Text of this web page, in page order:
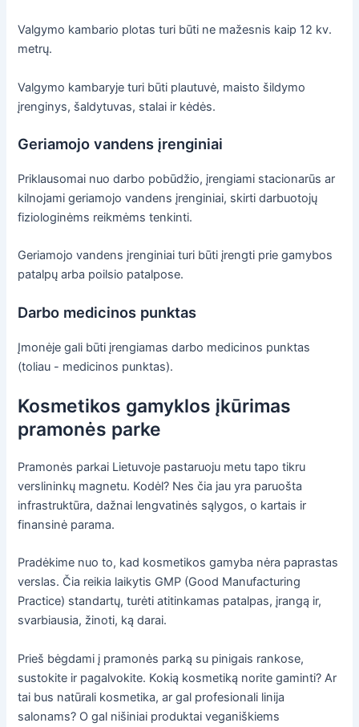
Valgymo kambario plotas turi būti ne mažesnis kaip 12 kv.
metrų.
Valgymo kambaryje turi būti plautuvė, maisto šildymo
įrenginys, šaldytuvas, stalai ir kėdės.
Geriamojo vandens įrenginiai
Priklausomai nuo darbo pobūdžio, įrengiami stacionarūs ar
kilnojami geriamojo vandens įrenginiai, skirti darbuotojų
fiziologinėms reikmėms tenkinti.
Geriamojo vandens įrenginiai turi būti įrengti prie gamybos
patalpų arba poilsio patalpose.
Darbo medicinos punktas
Įmonėje gali būti įrengiamas darbo medicinos punktas
(toliau - medicinos punktas).
Kosmetikos gamyklos įkūrimas
pramonės parke
Pramonės parkai Lietuvoje pastaruoju metu tapo tikru
verslininkų magnetu. Kodėl? Nes čia jau yra paruošta
infrastruktūra, dažnai lengvatinės sąlygos, o kartais ir
finansinė parama.
Pradėkime nuo to, kad kosmetikos gamyba nėra paprastas
verslas. Čia reikia laikytis GMP (Good Manufacturing
Practice) standartų, turėti atitinkamas patalpas, įrangą ir,
svarbiausia, žinoti, ką darai.
Prieš bėgdami į pramonės parką su pinigais rankose,
sustokite ir pagalvokite. Kokią kosmetiką norite gaminti? Ar
tai bus natūrali kosmetika, ar gal profesionali linija
salonams? O gal nišiniai produktai veganiškiems